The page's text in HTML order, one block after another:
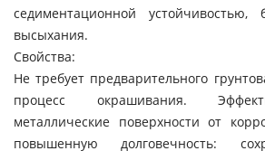
седиментационной устойчивостью,
высыхания.
Свойства:
Не требует предварительного
процесс окрашивания.
металлические поверхности от
повышенную долговечность: